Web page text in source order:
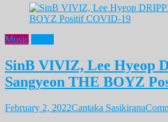
Music
SinB VIVIZ, Lee Hyeop
Sangyeon THE BOYZ
February 2, 2022Cantaka Sasikirana